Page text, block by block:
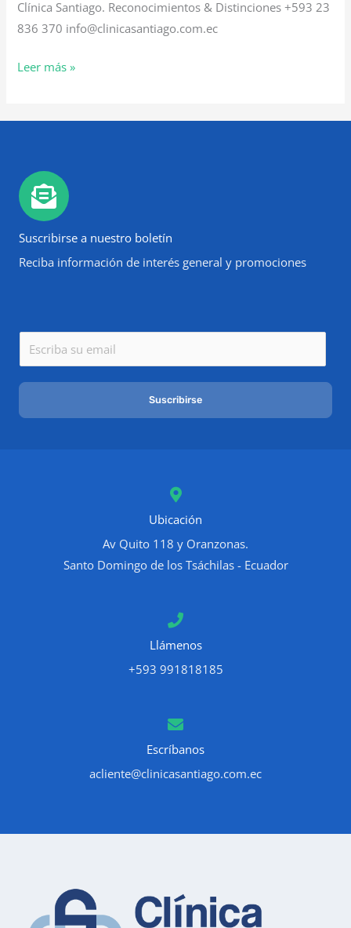
Clínica Santiago. Reconocimientos & Distinciones +593 23
836 370 info@clinicasantiago.com.ec
Leer más »
Suscribirse a nuestro boletín
Reciba información de interés general y promociones
m
a
Suscribirse
Ubicación
Av Quito 118 y Oranzonas.
Santo Domingo de los Tsáchilas - Ecuador
Llámenos
+593 991818185
Escríbanos
acliente@clinicasantiago.com.ec